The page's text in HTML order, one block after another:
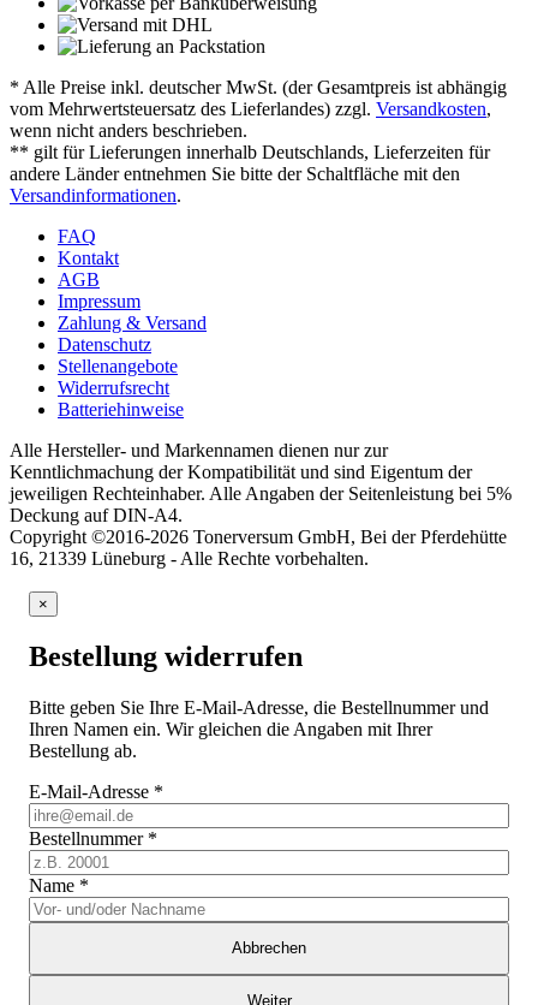
* Alle Preise inkl. deutscher MwSt. (der Gesamtpreis ist abhängig
vom Mehrwertsteuersatz des Lieferlandes) zzgl. Versandkosten,
wenn nicht anders beschrieben.
** gilt für Lieferungen innerhalb Deutschlands, Lieferzeiten für
andere Länder entnehmen Sie bitte der Schaltfläche mit den
Versandinformationen.
FAQ
Kontakt
AGB
Impressum
Zahlung & Versand
Datenschutz
Stellenangebote
Widerrufsrecht
Batteriehinweise
Alle Hersteller- und Markennamen dienen nur zur
Kenntlichmachung der Kompatibilität und sind Eigentum der
jeweiligen Rechteinhaber. Alle Angaben der Seitenleistung bei 5%
Deckung auf DIN-A4.
Copyright ©2016-2026 Tonerversum GmbH, Bei der Pferdehütte
16, 21339 Lüneburg - Alle Rechte vorbehalten.
×
Bestellung widerrufen
Bitte geben Sie Ihre E-Mail-Adresse, die Bestellnummer und
Ihren Namen ein. Wir gleichen die Angaben mit Ihrer
Bestellung ab.
E-Mail-Adresse *
Bestellnummer *
Name *
Abbrechen
Weiter